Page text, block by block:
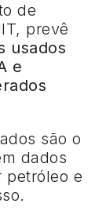
de
prevê
usados
e
são o
dados
petróleo e